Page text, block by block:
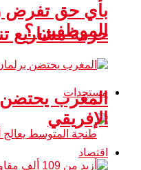
حزمة مشاريع
مستجدات
بأي حق تفرض
الموظفين ؟
المغرب
الإفريقي
اقتصاد